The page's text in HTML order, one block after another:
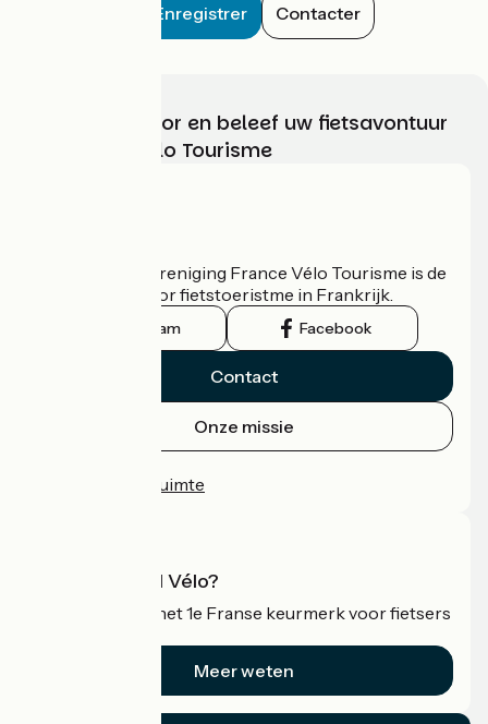
Enregistrer Contacter
Kies, bereid voor en beleef uw fietsavontuur
met France Vélo Tourisme
De nationale vereniging France Vélo Tourisme is de
officiële gids voor fietstoeristme in Frankrijk.
Instagram Facebook
Contact
Onze missie
Professionele ruimte
Wat is Accueil Vélo?
Accueil Vélo is het 1e Franse keurmerk voor fietsers
Meer weten